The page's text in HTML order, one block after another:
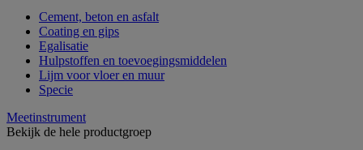
Cement, beton en asfalt
Coating en gips
Egalisatie
Hulpstoffen en toevoegingsmiddelen
Lijm voor vloer en muur
Specie
Meetinstrument
Bekijk de hele productgroep